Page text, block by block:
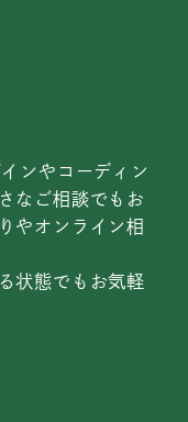
ンやコーディン
なご相談でもお
やオンライン相
状態でもお気軽